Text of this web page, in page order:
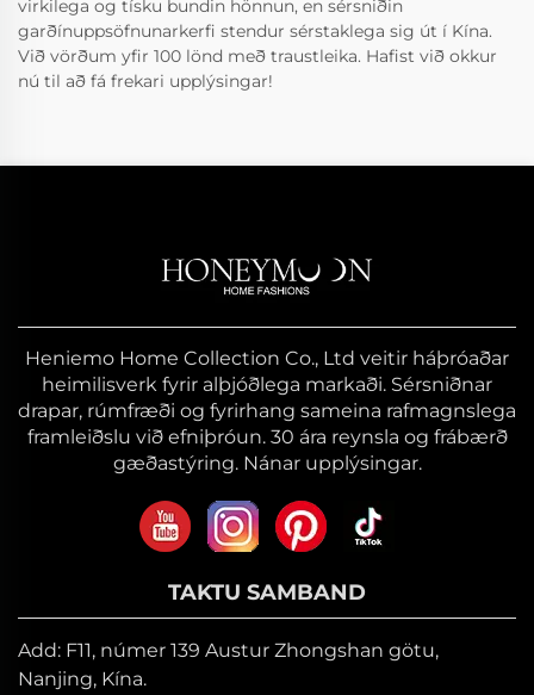
virkilega og tísku bundin hönnun, en sérsniðin
garðínuppsöfnunarkerfi stendur sérstaklega sig út í Kína.
Við vörðum yfir 100 lönd með traustleika. Hafist við okkur
nú til að fá frekari upplýsingar!
Heniemo Home Collection Co., Ltd veitir háþróaðar
heimilisverk fyrir alþjóðlega markaði. Sérsniðnar
drapar, rúmfræði og fyrirhang sameina rafmagnslega
framleiðslu við efniþróun. 30 ára reynsla og frábærð
gæðastýring. Nánar upplýsingar.
TAKTU SAMBAND
Add: F11, númer 139 Austur Zhongshan götu,
Nanjing, Kína.